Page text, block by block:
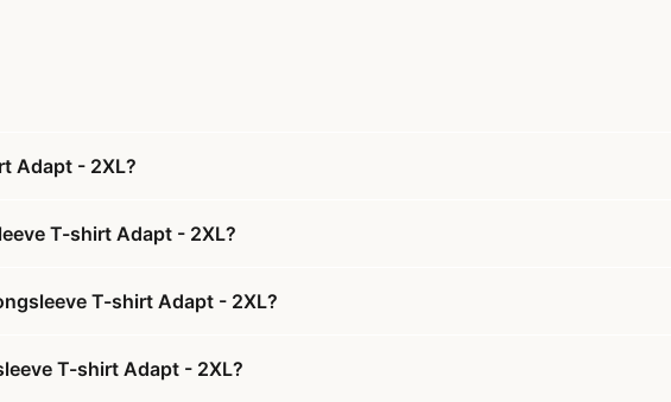
Adapt - 2XL?
T-shirt Adapt - 2XL?
T-shirt Adapt - 2XL?
T-shirt Adapt - 2XL?